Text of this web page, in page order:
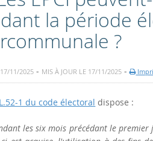
la période
?
11/2025 - MIS À JOUR LE 17/11/2025 -
1 du code électoral dispose :
les six mois précédant le